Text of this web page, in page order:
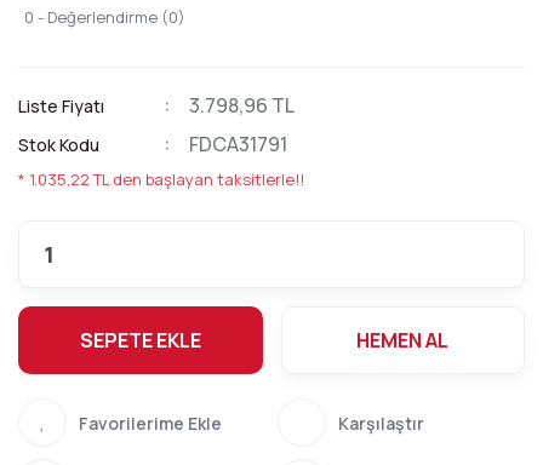
0 - Değerlendirme (0)
Liste Fiyatı 3.798,96 TL
Stok Kodu FDCA31791
* 1.035,22 TL den başlayan taksitlerle!!
SEPETE EKLE HEMEN AL
Karşılaştır